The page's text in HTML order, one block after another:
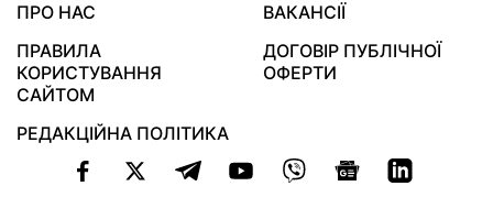
ПРО НАС
ВАКАНСІЇ
ПРАВИЛА
КОРИСТУВАННЯ
САЙТОМ
ДОГОВІР ПУБЛІЧНОЇ
ОФЕРТИ
РЕДАКЦІЙНА ПОЛІТИКА